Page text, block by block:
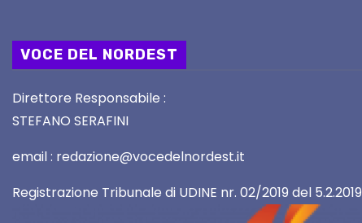
VOCE DEL NORDEST
Direttore Responsabile :
STEFANO SERAFINI
email : redazione@vocedelnordest.it
Registrazione Tribunale di UDINE nr. 02/2019 del 5.2.2019